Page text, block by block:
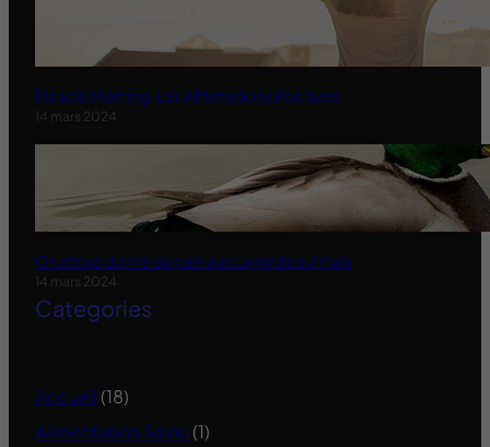
Miracle Morning-Les Affirmations Positives
14 mars 2024
On a tous donné du pain aux canards oui mais
14 mars 2024
Categories
Accueil (18)
Alimentation Saine (1)